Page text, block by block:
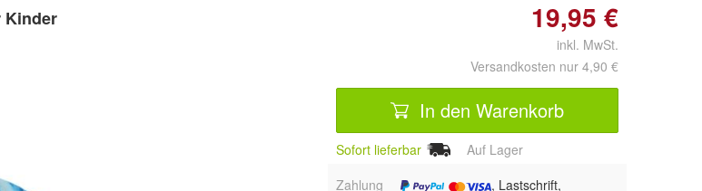
Kinder 19,95 €
inkl. MwSt.
Versandkosten nur 4,90 €
In den Warenkorb
Sofort lieferbar
Auf Lager
Zahlung
, Lastschrift,